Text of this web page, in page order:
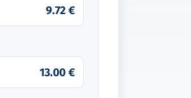
9.72 €
13.00 €